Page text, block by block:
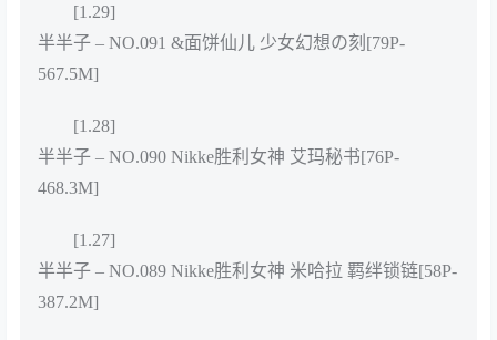
[1.29]
半半子 – NO.091 &面饼仙儿 少女幻想の刻[79P-
567.5M]
[1.28]
半半子 – NO.090 Nikke胜利女神 艾玛秘书[76P-
468.3M]
[1.27]
半半子 – NO.089 Nikke胜利女神 米哈拉 羁绊锁链[58P-
387.2M]